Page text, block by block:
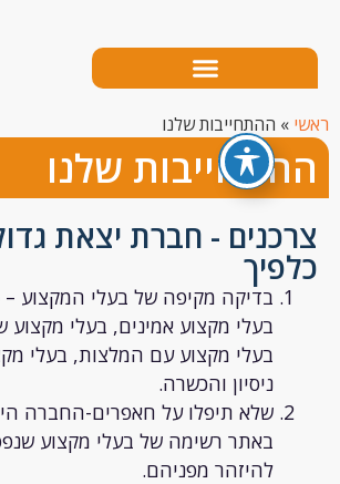
ההתחייבות שלנו
שלנו
- חברת יצאת גדול
בדיקה מקיפה של בעלי המקצוע – כדי
בעלי מקצוע אמינים, בעלי מקצוע
בעלי מקצוע עם המלצות, בעלי מקצוע
ניסיון והכשרה.
שלא תיפלו על חאפרים-החברה
באתר רשימה של בעלי מקצוע שנפסלו,
להיזהר מפניהם.